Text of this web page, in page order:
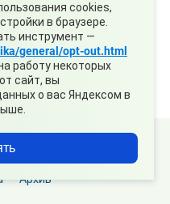
cookies,
в браузере.
инструмент —
general/opt-out.html
работу некоторых
сайт, вы
о вас Яндексом в
округа
области
Архив